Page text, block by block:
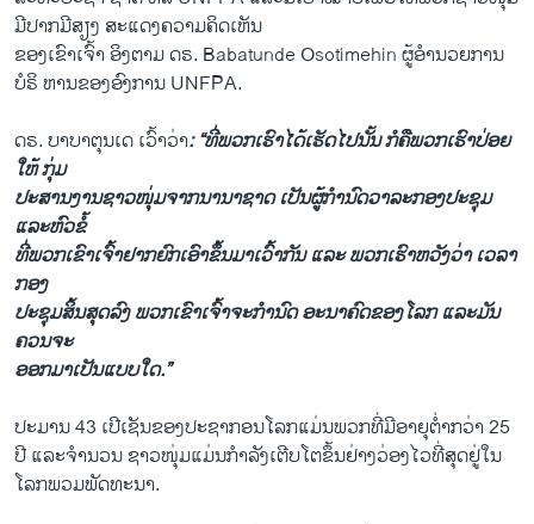
ມີປາກມີສຽງ ສະແດງຄວາມຄິດເຫັນ
ຂອງ​ເຂົາ​ເຈົ້າ ອິງ​ຕາມ ດຣ. Babatunde Osotimehin ຜູ້​ອໍານວຍ​ການ​
ບໍຣິ ຫານ​ຂອງ​ອົງການ UNFPA.
ດຣ. ບາບາຕຸນເດ ເວົ້າວ່າ: “ທີ່ພວກເຮົາໄດ້ເຮັດໄປນັ້ນ ກໍຄືພວກເຮົາປ່ອຍ
ໃຫ້ ກຸ່ມ
ປະສານງານຊາວໜຸ່ມຈາກນານາຊາດ ເປັນຜູ້ກໍານົດວາລະກອງປະຊຸມ
ແລະຫົວຂໍ້
ທີ່ພວກເຂົາ​ເຈົ້າ​ຢາ​ກຍົກເອົາຂຶ້ນມາເວົ້າກັນ ແລະ ພວກ​ເຮົາ​ຫວັງ​ວ່າ ເວລາ
ກອງ
ປະຊຸມສິ້ນສຸດລົງ ພວກເຂົາເຈົ້າຈະກໍານົດ ອະນາຄົດຂອງໂລກ ແລະມັນ
ຄວນຈະ
ອອກມາ​ເປັນແບບໃດ.”
ປະມານ 43 ເປີເຊັນຂອງປະຊາກອນໂລກແມ່ນພວກທີ່ມີອາຍຸຕໍ່າກວ່າ 25
ປີ ແລະຈໍານວນ ຊາວໜຸ່ມແມ່ນກໍາລັງເຕີບໂຕຂຶ້ນຢ່າງວ່ອງໄວທີ່ສຸດຢູ່ໃນ
ໂລກພວມພັດທະນາ.